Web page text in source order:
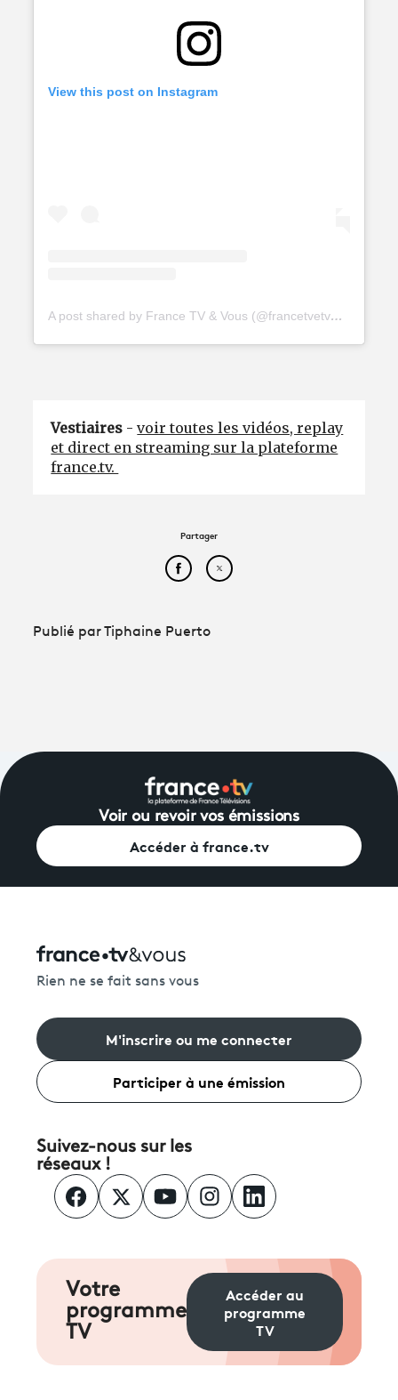
View this post on Instagram
A post shared by France TV & Vous (@francetvetvous)
Vestiaires -voir toutes les vidéos, replay
et direct en streaming sur la plateforme
france.tv.
Partager
Partager cet article sur
Partager cet article sur
Publié par Tiphaine Puerto
Voir ou revoir vos émissions
Accéder à france.tv
Rien ne se fait sans vous
M'inscrire ou me connecter
Participer à une émission
Suivez-nous sur les
réseaux !
Votre
programme
TV
Accéder au
programme
TV